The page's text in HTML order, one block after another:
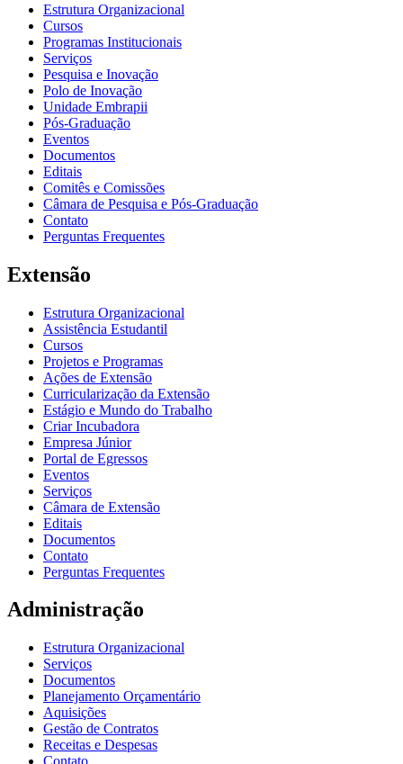
Estrutura Organizacional
Cursos
Programas Institucionais
Serviços
Pesquisa e Inovação
Polo de Inovação
Unidade Embrapii
Pós-Graduação
Eventos
Documentos
Editais
Comitês e Comissões
Câmara de Pesquisa e Pós-Graduação
Contato
Perguntas Frequentes
Extensão
Estrutura Organizacional
Assistência Estudantil
Cursos
Projetos e Programas
Ações de Extensão
Curricularização da Extensão
Estágio e Mundo do Trabalho
Criar Incubadora
Empresa Júnior
Portal de Egressos
Eventos
Serviços
Câmara de Extensão
Editais
Documentos
Contato
Perguntas Frequentes
Administração
Estrutura Organizacional
Serviços
Documentos
Planejamento Orçamentário
Aquisições
Gestão de Contratos
Receitas e Despesas